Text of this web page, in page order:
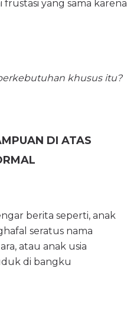
yang sama karena
khusus itu?
DI ATAS
berita seperti, anak
seratus nama
atau anak usia
di bangku